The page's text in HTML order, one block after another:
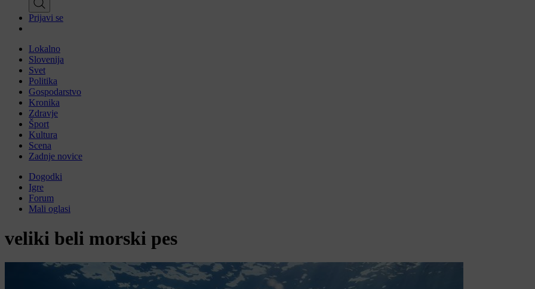
Prijavi se
Lokalno
Slovenija
Svet
Politika
Gospodarstvo
Kronika
Zdravje
Šport
Kultura
Scena
Zadnje novice
Dogodki
Igre
Forum
Mali oglasi
veliki beli morski pes